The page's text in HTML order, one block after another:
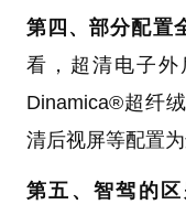
第四、部分配置
看，超清电子外
Dinamica®超纤
清后视屏等配置为
第五、智驾的